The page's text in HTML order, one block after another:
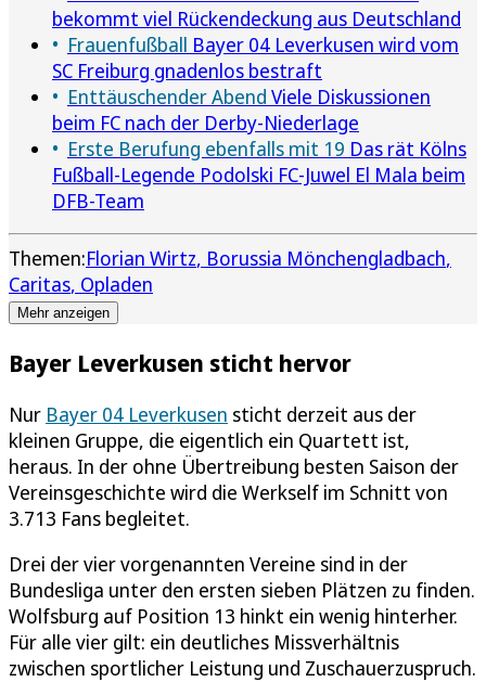
bekommt viel Rückendeckung aus Deutschland
Frauenfußball Bayer 04 Leverkusen wird vom
SC Freiburg gnadenlos bestraft
Enttäuschender Abend Viele Diskussionen
beim FC nach der Derby-Niederlage
Erste Berufung ebenfalls mit 19 Das rät Kölns
Fußball-Legende Podolski FC-Juwel El Mala beim
DFB-Team
Themen:Florian Wirtz Borussia Mönchengladbach
Caritas Opladen
Mehr anzeigen
Bayer Leverkusen sticht hervor
Nur Bayer 04 Leverkusen sticht derzeit aus der
kleinen Gruppe, die eigentlich ein Quartett ist,
heraus. In der ohne Übertreibung besten Saison der
Vereinsgeschichte wird die Werkself im Schnitt von
3.713 Fans begleitet.
Drei der vier vorgenannten Vereine sind in der
Bundesliga unter den ersten sieben Plätzen zu finden.
Wolfsburg auf Position 13 hinkt ein wenig hinterher.
Für alle vier gilt: ein deutliches Missverhältnis
zwischen sportlicher Leistung und Zuschauerzuspruch.